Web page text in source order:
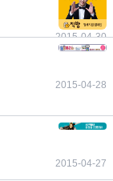
2015-04-30
2015-04-28
2015-04-27